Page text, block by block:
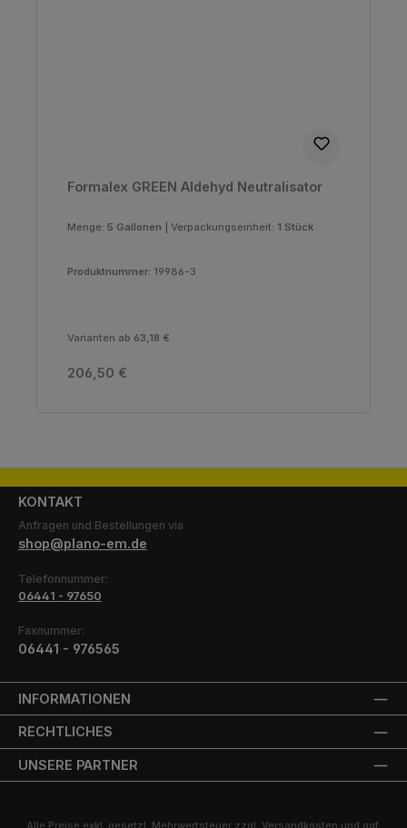
Formalex GREEN Aldehyd Neutralisator
Menge: 5 Gallonen Verpackungseinheit: 1 Stück
Produktnummer: 19986-3
Varianten ab 63,18 €
Regulärer Preis:
206,50 €
KONTAKT
Anfragen und Bestellungen via
shop@plano-em.de
Telefonnummer:
06441 - 97650
Faxnummer:
06441 - 976565
INFORMATIONEN
RECHTLICHES
UNSERE PARTNER
Alle Preise exkl. gesetzl. Mehrwertsteuer zzgl. Versandkosten und ggf.